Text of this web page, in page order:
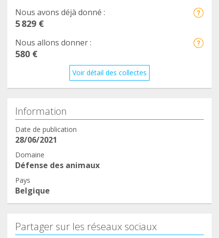
Nous avons déjà donné :
5 829 €
Nous allons donner :
580 €
Voir détail des collectes
Information
Date de publication
28/06/2021
Domaine
Défense des animaux
Pays
Belgique
Partager sur les réseaux sociaux